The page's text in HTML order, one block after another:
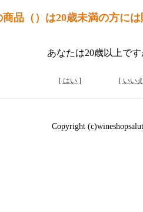
商品（）は20歳未満の方には
あなたは20歳以上です
[ はい ] [ いい
Copyright